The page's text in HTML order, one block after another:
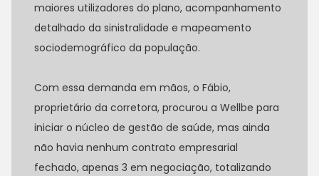
maiores utilizadores do plano, acompanhamento
detalhado da sinistralidade e mapeamento
sociodemográfico da população.
Com essa demanda em mãos, o Fábio,
proprietário da corretora, procurou a Wellbe para
iniciar o núcleo de gestão de saúde, mas ainda
não havia nenhum contrato empresarial
fechado, apenas 3 em negociação, totalizando